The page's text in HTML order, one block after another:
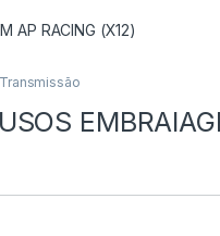
AP RACING (X12)